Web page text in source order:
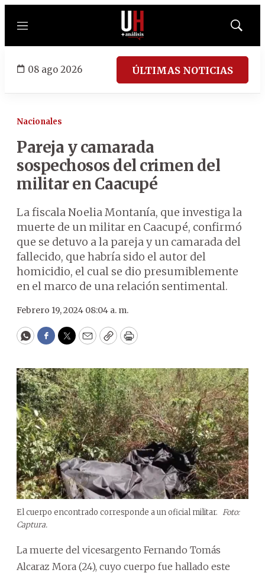
Menú
Mostrar
08 ago 2026 ÚLTIMAS NOTICIAS
Nacionales
Pareja y camarada
sospechosos del crimen del
militar en Caacupé
La fiscala Noelia Montanía, que investiga la
muerte de un militar en Caacupé, confirmó
que se detuvo a la pareja y un camarada del
fallecido, que habría sido el autor del
homicidio, el cual se dio presumiblemente
en el marco de una relación sentimental.
Febrero 19, 2024 08:04 a. m.
WhatsApp
Facebook
Twitter
EmailCopyPrint
El cuerpo encontrado corresponde a un oficial militar. Foto:
Captura.
La muerte del vicesargento Fernando Tomás
Alcaraz Mora (24), cuyo cuerpo fue hallado este